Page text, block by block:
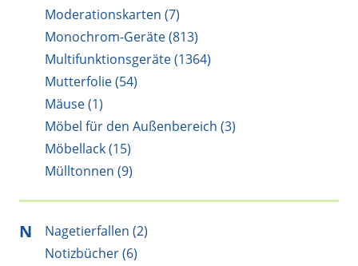
Moderationskarten (7)
Monochrom-Geräte (813)
Multifunktionsgeräte (1364)
Mutterfolie (54)
Mäuse (1)
Möbel für den Außenbereich (3)
Möbellack (15)
Mülltonnen (9)
N
Nagetierfallen (2)
Notizbücher (6)